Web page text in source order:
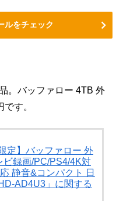
ルをチェック
。バッファロー 4TB 外
す。
定】バッファロー 外
ビ録画/PC/PS4/4K対
静音&コンパクト 日
AD4U3」に関する